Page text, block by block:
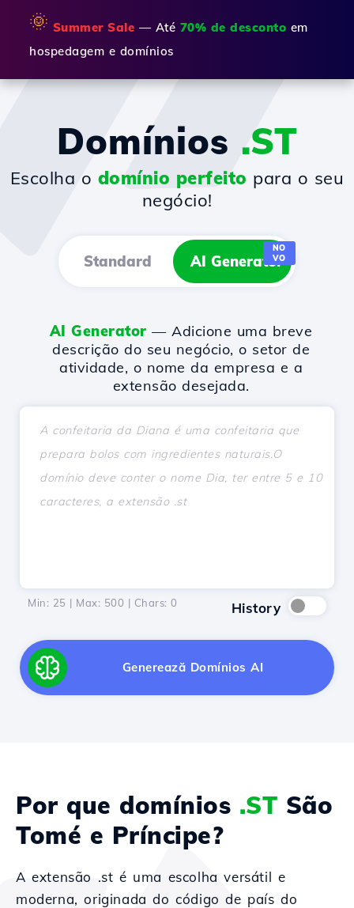
🌞 Summer Sale — Até 70% de desconto em
hospedagem e domínios
Domínios .ST
Escolha o domínio perfeito para o seu
negócio!
Standard AI Generator
NO
VO
AI Generator — Adicione uma breve
descrição do seu negócio, o setor de
atividade, o nome da empresa e a
extensão desejada.
Min: 25 | Max: 500 | Chars: 0 History
Generează Domínios AI
Por que domínios .ST São
Tomé e Príncipe?
A extensão .st é uma escolha versátil e
moderna, originada do código de país do